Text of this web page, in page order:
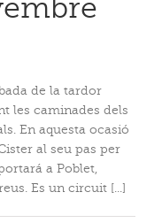
de la tardor
les caminades dels
En aquesta ocasió
al seu pas per
a Poblet,
Es un circuit [...]